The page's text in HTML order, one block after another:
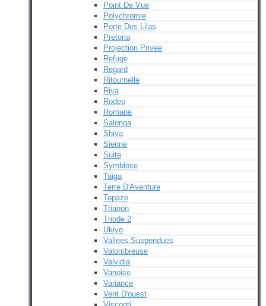
Point De Vue
Polychromie
Porte Des Lilas
Pretoria
Projection Privee
Refuge
Regard
Ritournelle
Riva
Rodeo
Romane
Salonga
Shiva
Sienne
Suite
Symbiose
Taiga
Terre D'Aventure
Topaze
Trianon
Triode 2
Ukiyo
Vallees Suspendues
Valombreuse
Valvidia
Vanoise
Variance
Vent D'ouest